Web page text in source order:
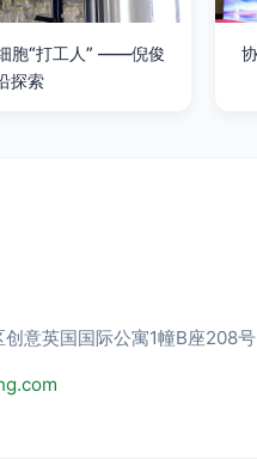
胞“打工人” ——倪俊
探索
意英国国际公寓1幢B座208号